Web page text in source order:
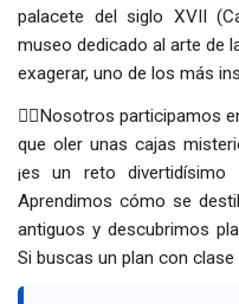
palacete del siglo XVII
museo dedicado al arte de
exagerar, uno de los más
👉🏻Nosotros participamos
que oler unas cajas
¡es un reto
Aprendimos cómo se
antiguos y descubrimos
Si buscas un plan con